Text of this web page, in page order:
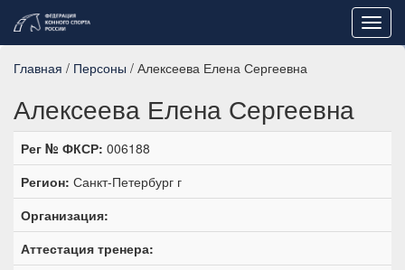
Главная / Персоны / Алексеева Елена Сергеевна
Алексеева Елена Сергеевна
Рег № ФКСР: 006188
Регион: Санкт-Петербург г
Организация:
Аттестация тренера: